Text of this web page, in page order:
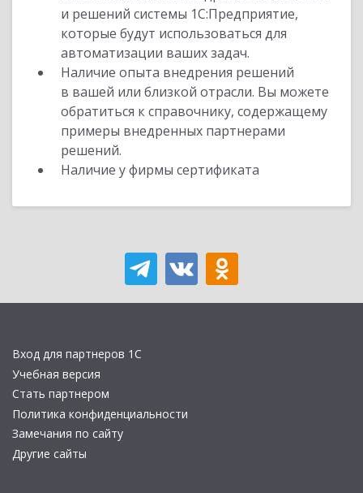
и решений системы 1С:Предприятие,
которые будут использоваться для
автоматизации ваших задач.
Наличие опыта внедрения решений
в вашей или близкой отрасли. Вы можете
обратиться к справочнику, содержащему
примеры внедренных партнерами
решений.
Наличие у фирмы сертификата
Вход для партнеров 1С
Учебная версия
Стать партнером
Политика конфиденциальности
Замечания по сайту
Другие сайты